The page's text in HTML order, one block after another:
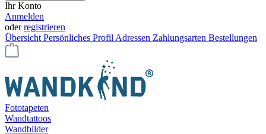
Ihr Konto
Anmelden
oderregistrieren
Übersicht Persönliches Profil Adressen Zahlungsarten Bestellungen
Fototapeten
Wandtattoos
Wandbilder